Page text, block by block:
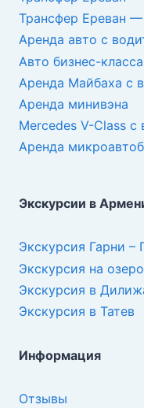
Трансфер Ереван
Аренда авто с
Авто бизнес-
Аренда Майбаха с
Аренда минивэна
Mercedes V-Class с
Аренда
Экскурсии в
Экскурсия Гарни –
Экскурсия на
Экскурсия в
Экскурсия в Татев
Информация
Отзывы